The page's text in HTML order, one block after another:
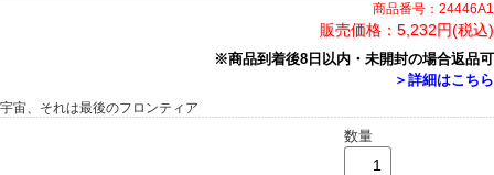
商品番号：24446A1
販売価格： 5,232円(税込)
※商品到着後8日以内・未開封の場合返品可
＞詳細はこちら
宇宙、それは最後のフロンティア
数量